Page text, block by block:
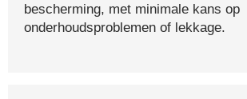
bescherming, met minimale kans op
onderhoudsproblemen of lekkage.